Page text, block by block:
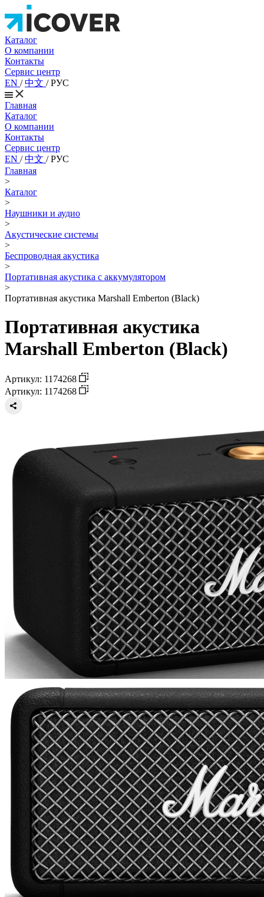
Каталог
О компании
Контакты
Сервис центр
EN /中文 /РУС
Главная
Каталог
О компании
Контакты
Сервис центр
EN /中文 /РУС
Главная
>
Каталог
>
Наушники и аудио
>
Акустические системы
>
Беспроводная акустика
>
Портативная акустика с аккумулятором
>
Портативная акустика Marshall Emberton (Black)
Портативная акустика
Marshall Emberton (Black)
Артикул: 1174268
Артикул: 1174268